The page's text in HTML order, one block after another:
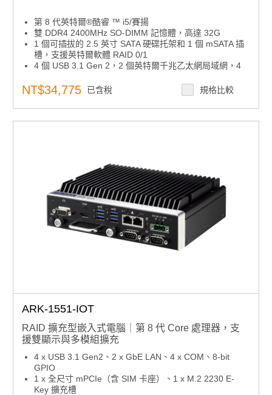
第 8 代英特爾®酷睿 ™ i5/賽揚
雙 DDR4 2400MHz SO-DIMM 記憶體，高達 32G
1 個可插拔的 2.5 英寸 SATA 硬碟托架和 1 個 mSATA 插
槽，支援英特爾軟體 RAID 0/1
4 個 USB 3.1 Gen 2，2 個英特爾千兆乙太網局域網，4
4K2K HDMI 和 VGA 雙獨立顯示器
1 個帶 SIM 卡座的全尺寸 mPCIe 和 1 個 M.2 2230 E 金
鑰
支援研華SQF PCIex2 NVMe存儲
NT$34,775 已含稅 規格比較
ARK-1551-IOT
RAID 擴充型嵌入式電腦｜第 8 代 Core 處理器，支
援雙顯示與多模組擴充
4 x USB 3.1 Gen2、2 x GbE LAN、4 x COM、8-bit
GPIO
1 x 全尺寸 mPCIe（含 SIM 卡座）、1 x M.2 2230 E-
Key 擴充槽